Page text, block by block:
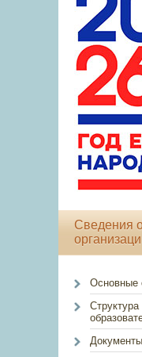
Сведения
Основные
Документы